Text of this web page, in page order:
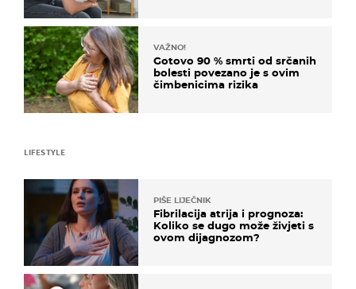
VAŽNO!
Gotovo 90 % smrti od srčanih
bolesti povezano je s ovim
čimbenicima rizika
LIFESTYLE
PIŠE LIJEČNIK
Fibrilacija atrija i prognoza:
Koliko se dugo može živjeti s
ovom dijagnozom?